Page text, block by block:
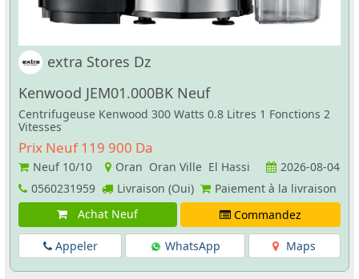
extra Stores Dz
Kenwood JEM01.000BK Neuf
Centrifugeuse Kenwood 300 Watts 0.8 Litres 1 Fonctions 2
Vitesses
Prix Neuf 119 900 Da
Neuf 10/10 Oran Oran Ville El Hassi
2026-08-04
0560231959
Livraison (Oui)
Paiement à la livraison
Achat Neuf
Commandez
Appeler WhatsApp Maps